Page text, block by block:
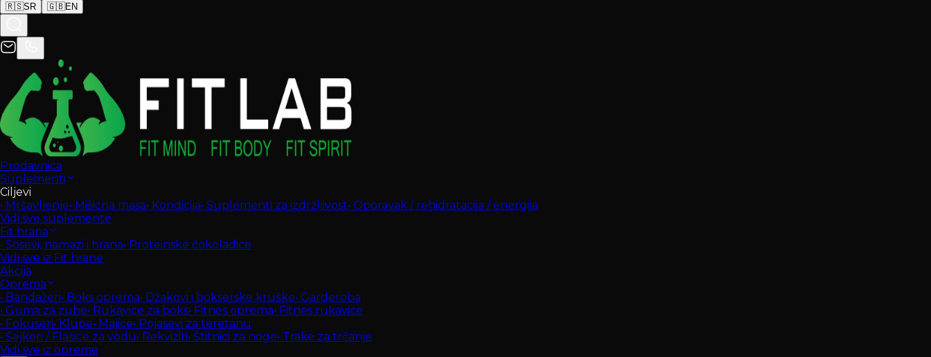
🇷🇸SR 🇬🇧EN
Prodavnica
Suplementi
Ciljevi
• Mršavljenje• Mišićna masa• Kondicija• Suplementi za izdržljivost• Oporavak / rehidratacija / energija
Vidi sve suplemente
Fit hrana
• Sosevi, namazi i hrana• Proteinske čokoladice
Vidi sve iz Fit hrane
Akcija
Oprema
• Bandažeri• Boks oprema• Džakovi i bokserske kruške• Garderoba
• Guma za zube• Rukavice za boks• Fitnes oprema• Fitnes rukavice
• Fokuseri• Klupe• Majice• Pojasevi za teretanu
• Šejkeri / Flašice za vodu• Rekviziti• Štitnici za noge• Trake za trčanje
Vidi sve iz opreme